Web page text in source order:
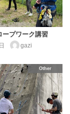
ープワーク講習
gazi
Other